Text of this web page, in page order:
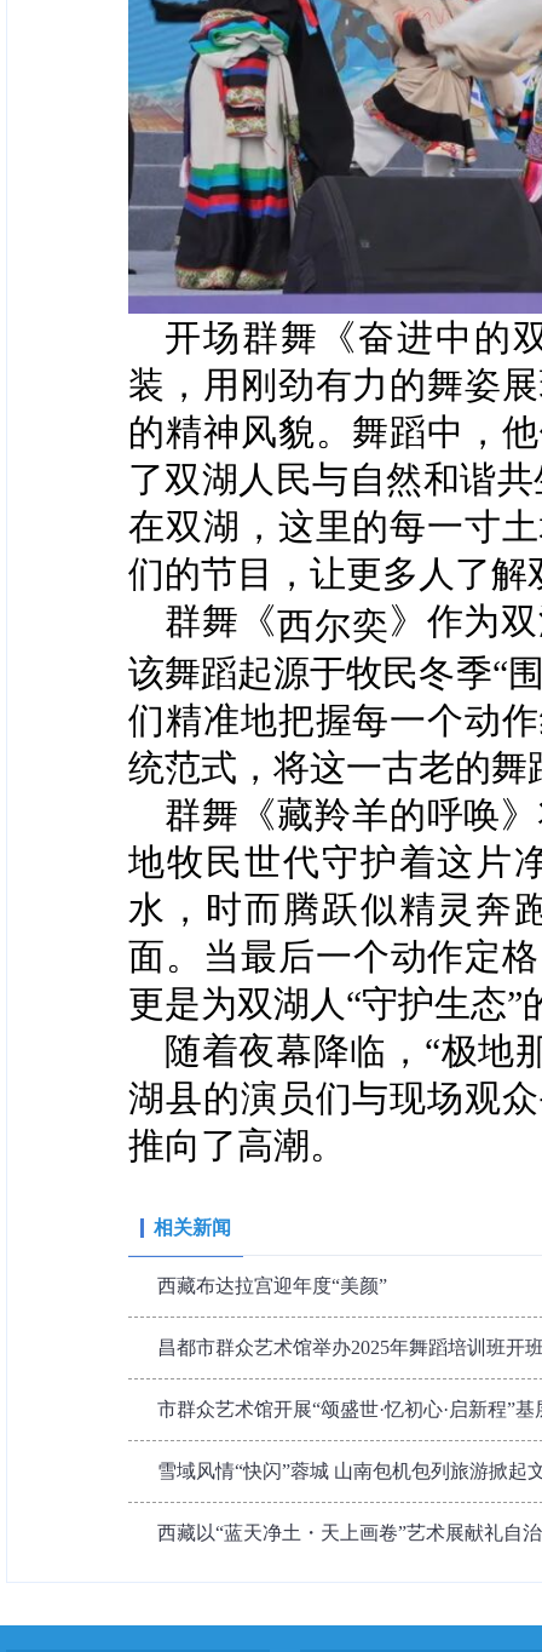
开场群舞《奋进中的
装，用刚劲有力的舞姿
的精神风貌。舞蹈中，
了双湖人民与自然和谐
在双湖，这里的每一寸
们的节目，让更多人了
群舞《西尔奕》作为
该舞蹈起源于牧民冬季“
们精准地把握每一个动
统范式，将这一古老的
群舞《藏羚羊的呼唤
地牧民世代守护着这片
水，时而腾跃似精灵奔
面。当最后一个动作定
更是为双湖人“守护生态”
随着夜幕降临，“极地
湖县的演员们与现场观
推向了高潮。
相关新闻
西藏布达拉宫迎年度“美颜”
昌都市群众艺术馆举办2025年舞蹈培训班开
市群众艺术馆开展“颂盛世·忆初心·启新程”
雪域风情“快闪”蓉城 山南包机包列旅游掀起
西藏以“蓝天净土・天上画卷”艺术展献礼自